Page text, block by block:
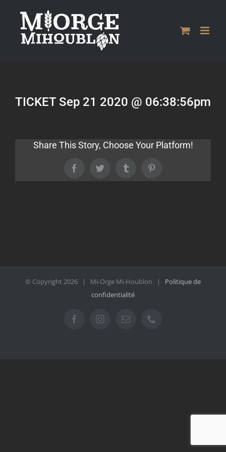
contenu
TICKET Sep 21 2020 @ 06:38:56pm
Share This Story, Choose Your Platform!
FacebookTwitter Tumblr
© Copyright2026 | Mi-Orge Mi-Houblon | Politique de
confidentialité
FacebookInstagramEmail